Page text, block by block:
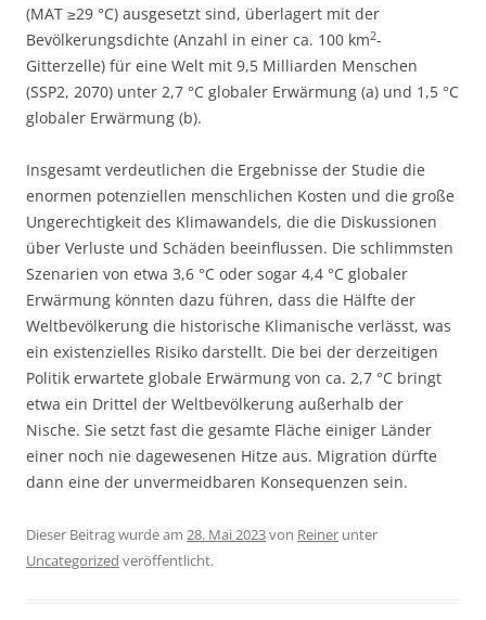
(MAT ≥29 °C) ausgesetzt sind, überlagert mit der
Bevölkerungsdichte (Anzahl in einer ca. 100 km2-
Gitterzelle) für eine Welt mit 9,5 Milliarden Menschen
(SSP2, 2070) unter 2,7 °C globaler Erwärmung (a) und 1,5 °C
globaler Erwärmung (b).
Insgesamt verdeutlichen die Ergebnisse der Studie die
enormen potenziellen menschlichen Kosten und die große
Ungerechtigkeit des Klimawandels, die die Diskussionen
über Verluste und Schäden beeinflussen. Die schlimmsten
Szenarien von etwa 3,6 °C oder sogar 4,4 °C globaler
Erwärmung könnten dazu führen, dass die Hälfte der
Weltbevölkerung die historische Klimanische verlässt, was
ein existenzielles Risiko darstellt. Die bei der derzeitigen
Politik erwartete globale Erwärmung von ca. 2,7 °C bringt
etwa ein Drittel der Weltbevölkerung außerhalb der
Nische. Sie setzt fast die gesamte Fläche einiger Länder
einer noch nie dagewesenen Hitze aus. Migration dürfte
dann eine der unvermeidbaren Konsequenzen sein.
Dieser Beitrag wurde am 28. Mai 2023von Reiner unter
Uncategorized veröffentlicht.